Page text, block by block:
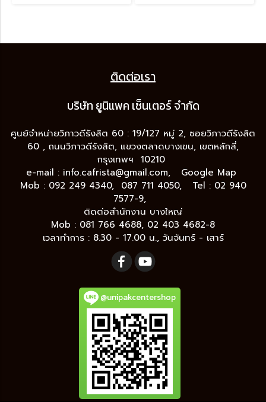
ติดต่อเรา
บริษัท ยูนิแพค เซ็นเตอร์ จำกัด
ศูนย์จำหน่ายวิภาวดีรังสิต 60 : 19/127 หมู่ 2, ซอยวิภาวดีรังสิต
60 , ถนนวิภาวดีรังสิต, แขวงตลาดบางเขน, เขตหลักสี่,
กรุงเทพฯ 10210
e-mail : info.cafrista@gmail.com,
Google Map
Mob : 092 249 4340, 087 711 4050, Tel : 02 940
7577-9,
ติดต่อสำนักงาน บางใหญ่
Mob : 081 766 4688, 02 403 4682-8
เวลาทำการ : 8.30 - 17.00 น., วันจันทร์ - เสาร์
@unipakcentershop